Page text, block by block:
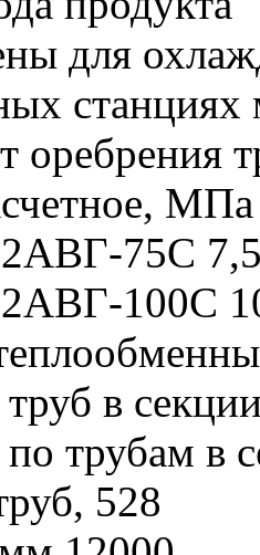
для
станциях
оребрения
2АВГ-75С
2АВГ-100С
в
трубам в
528